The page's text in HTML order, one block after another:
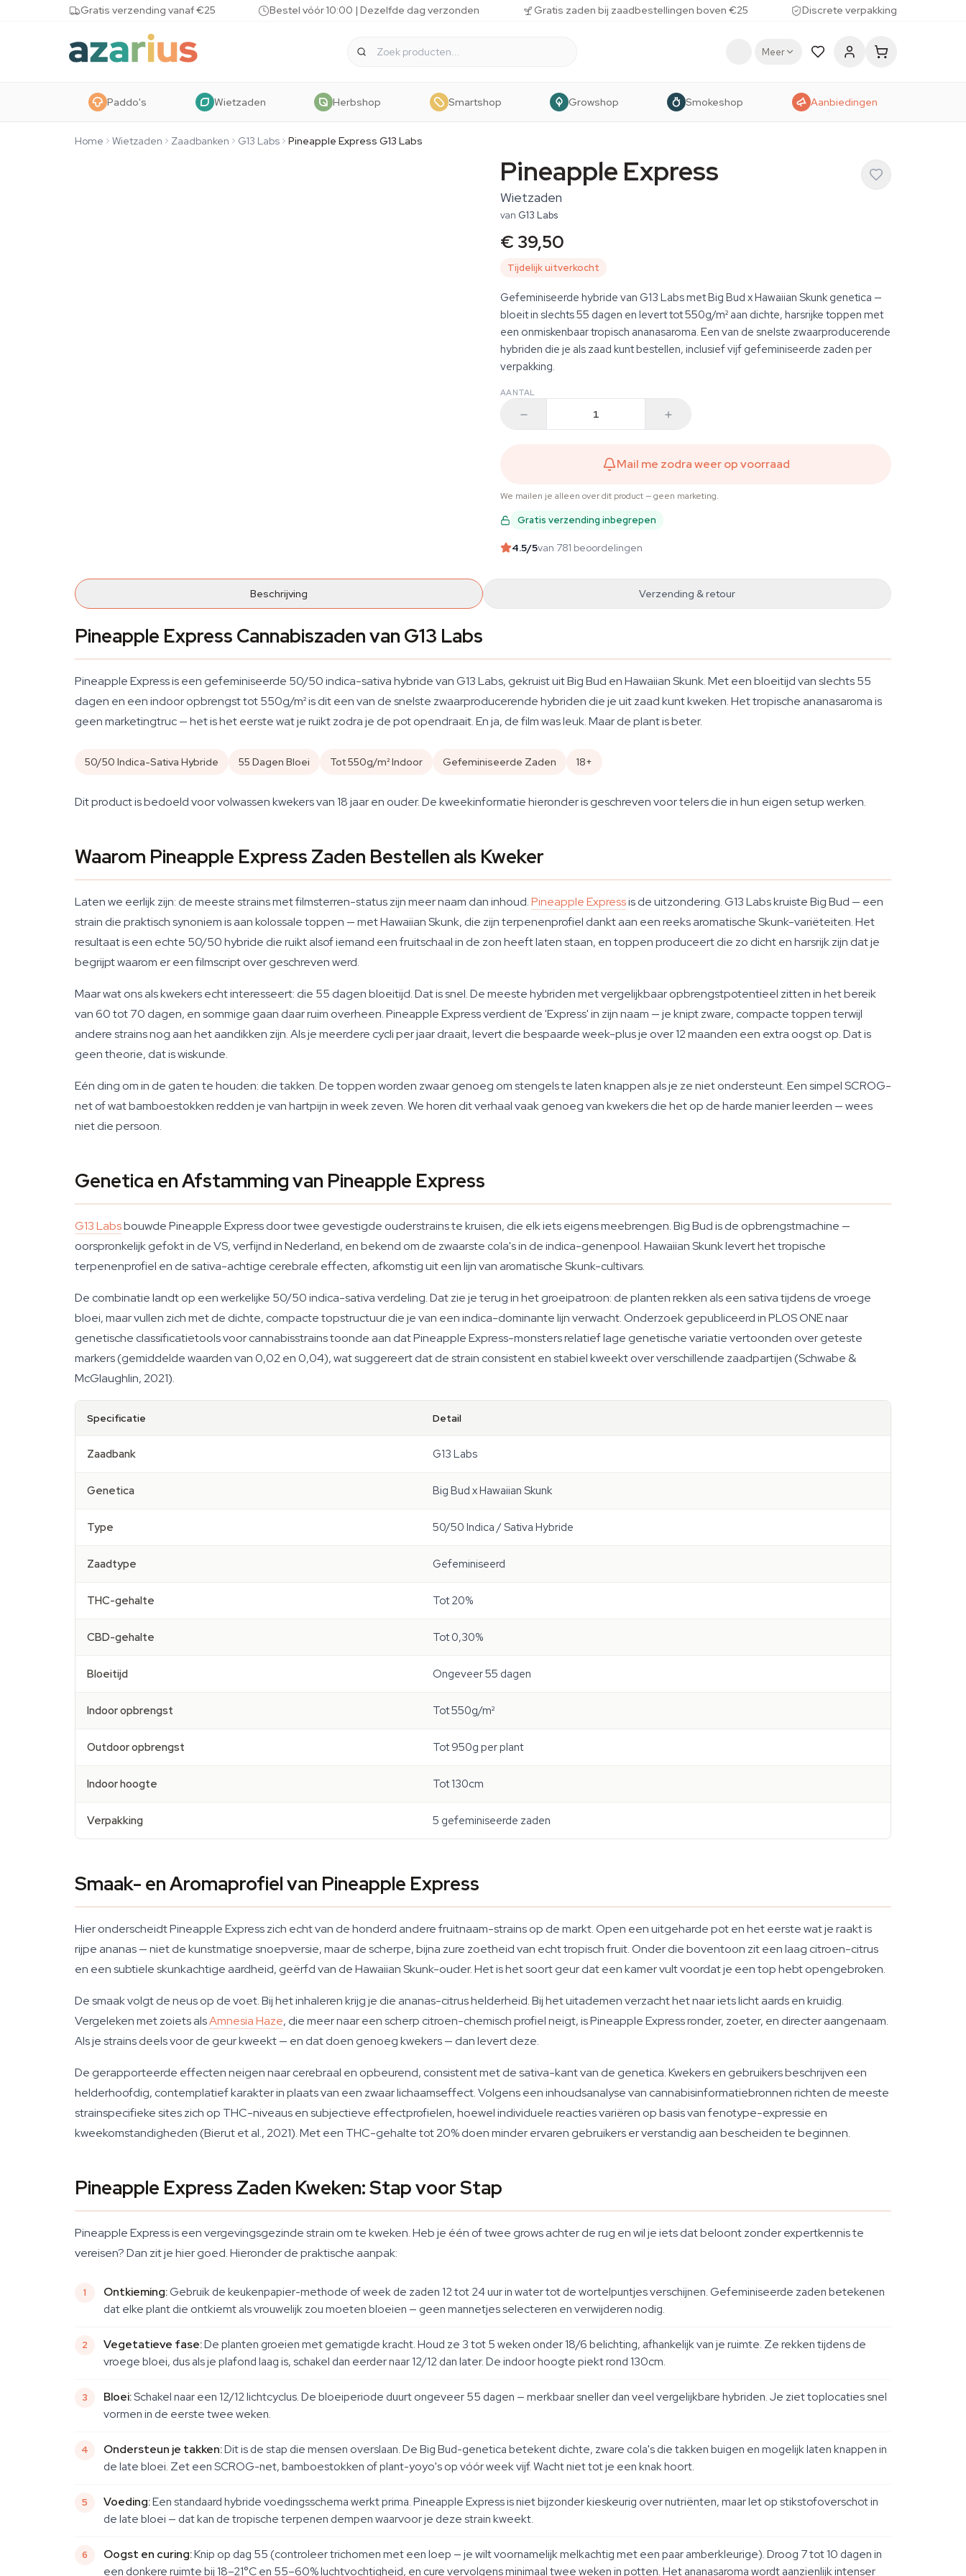
Skip to content Gratis verzending vanaf €25 Bestel vóór 10:00 | Dezelfde dag verzonden Gratis zaden bij zaadbestellingen boven €25 Discrete verpakking
Meer
Paddo's Wietzaden Herbshop Smartshop Growshop Smokeshop Aanbiedingen
Home Wietzaden Zaadbanken G13 Labs Pineapple Express G13 Labs
Pineapple Express
Wietzaden
van G13 Labs
€ 39,50
Tijdelijk uitverkocht
Gefeminiseerde hybride van G13 Labs met Big Bud x Hawaiian Skunk genetica —
bloeit in slechts 55 dagen en levert tot 550g/m² aan dichte, harsrijke toppen met
een onmiskenbaar tropisch ananasaroma. Een van de snelste zwaarproducerende
hybriden die je als zaad kunt bestellen, inclusief vijf gefeminiseerde zaden per
verpakking.
AANTAL
Mail me zodra weer op voorraad
We mailen je alleen over dit product — geen marketing.
Gratis verzending inbegrepen
4.5/5van 781 beoordelingen
Beschrijving Verzending & retour
Pineapple Express Cannabiszaden van G13 Labs
Pineapple Express is een gefeminiseerde 50/50 indica-sativa hybride van G13 Labs, gekruist uit Big Bud en Hawaiian Skunk. Met een bloeitijd van slechts 55
dagen en een indoor opbrengst tot 550g/m² is dit een van de snelste zwaarproducerende hybriden die je uit zaad kunt kweken. Het tropische ananasaroma is
geen marketingtruc — het is het eerste wat je ruikt zodra je de pot opendraait. En ja, de film was leuk. Maar de plant is beter.
50/50 Indica-Sativa Hybride 55 Dagen Bloei Tot 550g/m² Indoor Gefeminiseerde Zaden 18+
Dit product is bedoeld voor volwassen kwekers van 18 jaar en ouder. De kweekinformatie hieronder is geschreven voor telers die in hun eigen setup werken.
Waarom Pineapple Express Zaden Bestellen als Kweker
Laten we eerlijk zijn: de meeste strains met filmsterren-status zijn meer naam dan inhoud.Pineapple Expressis de uitzondering. G13 Labs kruiste Big Bud — een
strain die praktisch synoniem is aan kolossale toppen — met Hawaiian Skunk, die zijn terpenenprofiel dankt aan een reeks aromatische Skunk-variëteiten. Het
resultaat is een echte 50/50 hybride die ruikt alsof iemand een fruitschaal in de zon heeft laten staan, en toppen produceert die zo dicht en harsrijk zijn dat je
begrijpt waarom er een filmscript over geschreven werd.
Maar wat ons als kwekers echt interesseert: die 55 dagen bloeitijd. Dat is snel. De meeste hybriden met vergelijkbaar opbrengstpotentieel zitten in het bereik
van 60 tot 70 dagen, en sommige gaan daar ruim overheen. Pineapple Express verdient de 'Express' in zijn naam — je knipt zware, compacte toppen terwijl
andere strains nog aan het aandikken zijn. Als je meerdere cycli per jaar draait, levert die bespaarde week-plus je over 12 maanden een extra oogst op. Dat is
geen theorie, dat is wiskunde.
Eén ding om in de gaten te houden: die takken. De toppen worden zwaar genoeg om stengels te laten knappen als je ze niet ondersteunt. Een simpel SCROG-
net of wat bamboestokken redden je van hartpijn in week zeven. We horen dit verhaal vaak genoeg van kwekers die het op de harde manier leerden — wees
niet die persoon.
Genetica en Afstamming van Pineapple Express
G13 Labsbouwde Pineapple Express door twee gevestigde ouderstrains te kruisen, die elk iets eigens meebrengen. Big Bud is de opbrengstmachine —
oorspronkelijk gefokt in de VS, verfijnd in Nederland, en bekend om de zwaarste cola's in de indica-genenpool. Hawaiian Skunk levert het tropische
terpenenprofiel en de sativa-achtige cerebrale effecten, afkomstig uit een lijn van aromatische Skunk-cultivars.
De combinatie landt op een werkelijke 50/50 indica-sativa verdeling. Dat zie je terug in het groeipatroon: de planten rekken als een sativa tijdens de vroege
bloei, maar vullen zich met de dichte, compacte topstructuur die je van een indica-dominante lijn verwacht. Onderzoek gepubliceerd in PLOS ONE naar
genetische classificatietools voor cannabisstrains toonde aan dat Pineapple Express-monsters relatief lage genetische variatie vertoonden over geteste
markers (gemiddelde waarden van 0,02 en 0,04), wat suggereert dat de strain consistent en stabiel kweekt over verschillende zaadpartijen (Schwabe &
McGlaughlin, 2021).
Specificatie Detail
Zaadbank G13 Labs
Genetica Big Bud x Hawaiian Skunk
Type 50/50 Indica / Sativa Hybride
Zaadtype Gefeminiseerd
THC-gehalte Tot 20%
CBD-gehalte Tot 0,30%
Bloeitijd Ongeveer 55 dagen
Indoor opbrengst Tot 550g/m²
Outdoor opbrengst Tot 950g per plant
Indoor hoogte Tot 130cm
Verpakking 5 gefeminiseerde zaden
Smaak- en Aromaprofiel van Pineapple Express
Hier onderscheidt Pineapple Express zich echt van de honderd andere fruitnaam-strains op de markt. Open een uitgeharde pot en het eerste wat je raakt is
rijpe ananas — niet de kunstmatige snoepversie, maar de scherpe, bijna zure zoetheid van echt tropisch fruit. Onder die boventoon zit een laag citroen-citrus
en een subtiele skunkachtige aardheid, geërfd van de Hawaiian Skunk-ouder. Het is het soort geur dat een kamer vult voordat je een top hebt opengebroken.
De smaak volgt de neus op de voet. Bij het inhaleren krijg je die ananas-citrus helderheid. Bij het uitademen verzacht het naar iets licht aards en kruidig.
Vergeleken met zoiets alsAmnesia Haze, die meer naar een scherp citroen-chemisch profiel neigt, is Pineapple Express ronder, zoeter, en directer aangenaam.
Als je strains deels voor de geur kweekt — en dat doen genoeg kwekers — dan levert deze.
De gerapporteerde effecten neigen naar cerebraal en opbeurend, consistent met de sativa-kant van de genetica. Kwekers en gebruikers beschrijven een
helderhoofdig, contemplatief karakter in plaats van een zwaar lichaamseffect. Volgens een inhoudsanalyse van cannabisinformatiebronnen richten de meeste
strainspecifieke sites zich op THC-niveaus en subjectieve effectprofielen, hoewel individuele reacties variëren op basis van fenotype-expressie en
kweekomstandigheden (Bierut et al., 2021). Met een THC-gehalte tot 20% doen minder ervaren gebruikers er verstandig aan bescheiden te beginnen.
Pineapple Express Zaden Kweken: Stap voor Stap
Pineapple Express is een vergevingsgezinde strain om te kweken. Heb je één of twee grows achter de rug en wil je iets dat beloont zonder expertkennis te
vereisen? Dan zit je hier goed. Hieronder de praktische aanpak:
Ontkieming:Gebruik de keukenpapier-methode of week de zaden 12 tot 24 uur in water tot de wortelpuntjes verschijnen. Gefeminiseerde zaden betekenen
dat elke plant die ontkiemt als vrouwelijk zou moeten bloeien — geen mannetjes selecteren en verwijderen nodig.
Vegetatieve fase:De planten groeien met gematigde kracht. Houd ze 3 tot 5 weken onder 18/6 belichting, afhankelijk van je ruimte. Ze rekken tijdens de
vroege bloei, dus als je plafond laag is, schakel dan eerder naar 12/12 dan later. De indoor hoogte piekt rond 130cm.
Bloei:Schakel naar een 12/12 lichtcyclus. De bloeiperiode duurt ongeveer 55 dagen — merkbaar sneller dan veel vergelijkbare hybriden. Je ziet toplocaties snel
vormen in de eerste twee weken.
Ondersteun je takken:Dit is de stap die mensen overslaan. De Big Bud-genetica betekent dichte, zware cola's die takken buigen en mogelijk laten knappen in
de late bloei. Zet een SCROG-net, bamboestokken of plant-yoyo's op vóór week vijf. Wacht niet tot je een knak hoort.
Voeding:Een standaard hybride voedingsschema werkt prima. Pineapple Express is niet bijzonder kieskeurig over nutriënten, maar let op stikstofoverschot in
de late bloei — dat kan de tropische terpenen dempen waarvoor je deze strain kweekt.
Oogst en curing:Knip op dag 55 (controleer trichomen met een loep — je wilt voornamelijk melkachtig met een paar amberkleurige). Droog 7 tot 10 dagen in
een donkere ruimte bij 18–21°C en 55–60% luchtvochtigheid, en cure vervolgens minimaal twee weken in potten. Het ananasaroma wordt aanzienlijk intenser